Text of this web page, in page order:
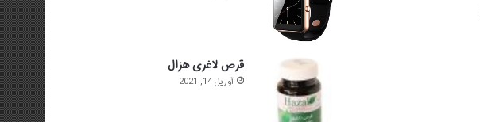
قرص لاغری هزال
آوریل 14, 2021